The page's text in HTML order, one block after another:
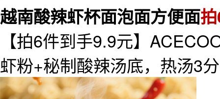
越南酸辣虾杯面泡面方便面
【拍6件到手9.9元】
虾粉+秘制酸辣汤底，热汤3